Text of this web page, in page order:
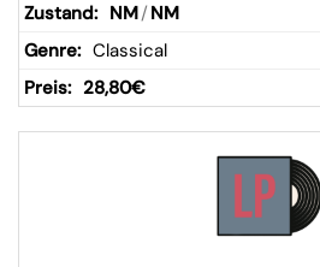
NM/ NM
Classical
28,80€